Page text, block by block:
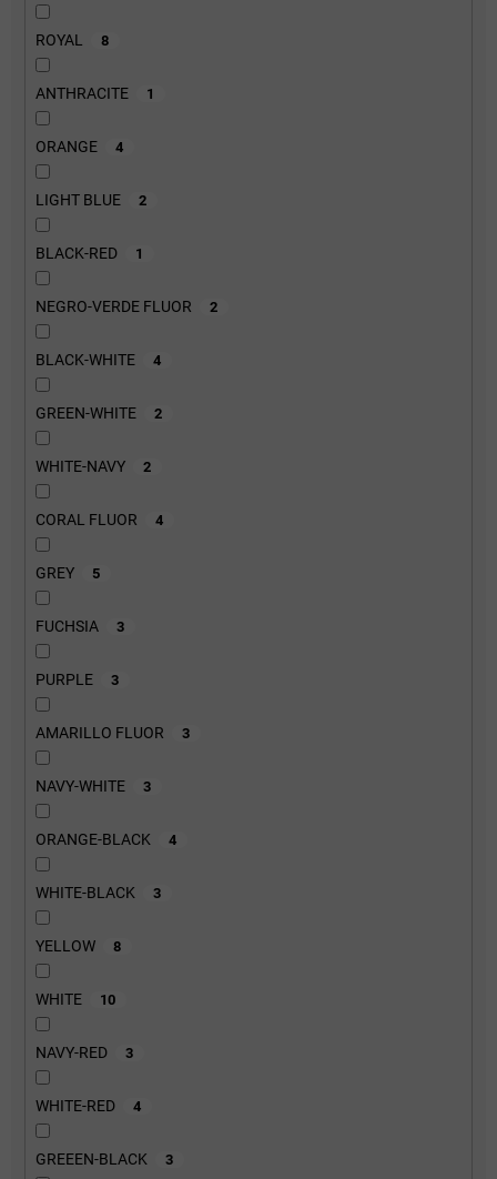
ROYAL 8
ANTHRACITE 1
ORANGE 4
LIGHT BLUE 2
BLACK-RED 1
NEGRO-VERDE FLUOR 2
BLACK-WHITE 4
GREEN-WHITE 2
WHITE-NAVY 2
CORAL FLUOR 4
GREY 5
FUCHSIA 3
PURPLE 3
AMARILLO FLUOR 3
NAVY-WHITE 3
ORANGE-BLACK 4
WHITE-BLACK 3
YELLOW 8
WHITE 10
NAVY-RED 3
WHITE-RED 4
GREEEN-BLACK 3